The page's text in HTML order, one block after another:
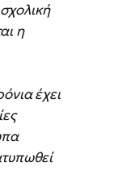
η
έχει